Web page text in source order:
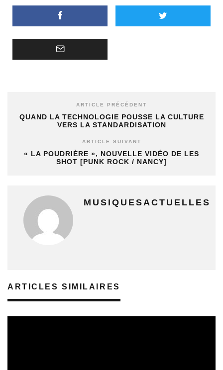
ARTICLE PRÉCÉDENT
QUAND LA TECHNOLOGIE POUSSE LA CULTURE
VERS LA STANDARDISATION
ARTICLE SUIVANT
« LA POUDRIÈRE », NOUVELLE VIDÉO DE LES
SHOT [PUNK ROCK / NANCY]
MUSIQUESACTUELLES
ARTICLES SIMILAIRES